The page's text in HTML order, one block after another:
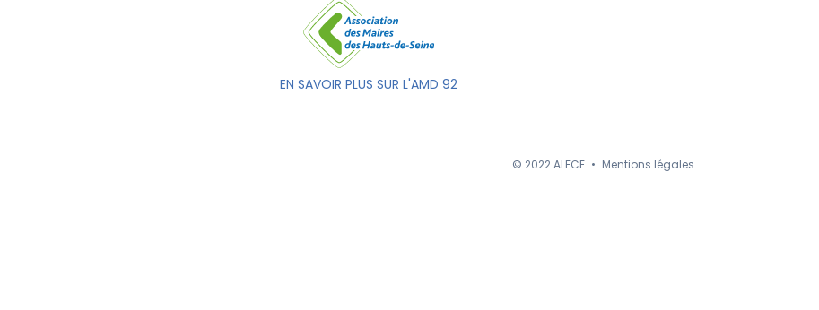
EN SAVOIR PLUS SUR L'AMD 92
© 2022 ALECE • Mentions légales